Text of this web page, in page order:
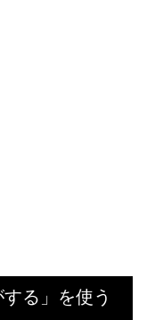
る」を使う